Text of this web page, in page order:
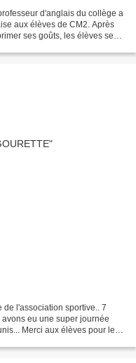
d'anglais du collège a
aux élèves de CM2. Après
ses goûts, les élèves se
de l'association sportive.. 7
eu une super journée
Merci aux élèves pour leur